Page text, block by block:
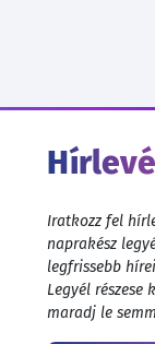
Iratkozz fel
naprakész
legfrissebb
Legyél részese
maradj le